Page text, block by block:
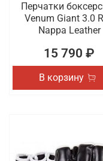
Перчатки
Venum Giant 3.0
Nappa Leather
15 790 ₽
В корзину